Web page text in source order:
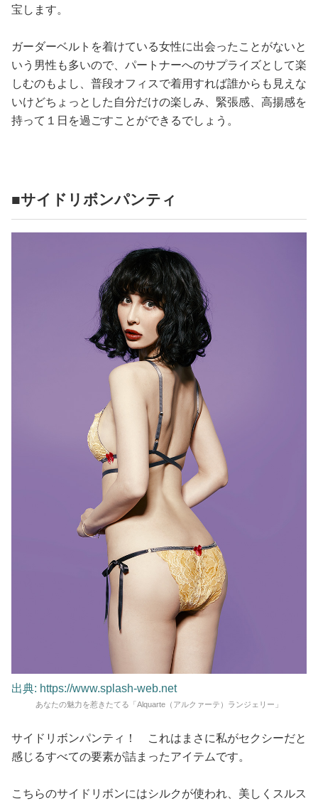
宝します。
ガーダーベルトを着けている女性に出会ったことがないと
いう男性も多いので、パートナーへのサプライズとして楽
しむのもよし、普段オフィスで着用すれば誰からも見えな
いけどちょっとした自分だけの楽しみ、緊張感、高揚感を
持って１日を過ごすことができるでしょう。
■サイドリボンパンティ
出典: https://www.splash-web.net
あなたの魅力を惹きたてる「Alquarte（アルクァーテ）ランジェリー」
サイドリボンパンティ！ これはまさに私がセクシーだと
感じるすべての要素が詰まったアイテムです。
こちらのサイドリボンにはシルクが使われ、美しくスルス